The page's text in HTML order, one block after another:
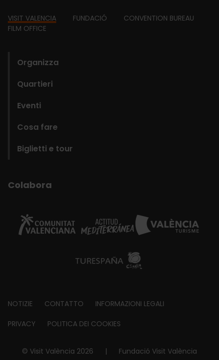
Footer
VISIT VALENCIA FUNDACIÓ
CONVENTION BUREAU
FILM OFFICE
Organizza
Quartieri
Eventi
Cosa fare
Biglietti e tour
Colabora
Footer
about
NOTIZIE CONTATTO INFORMAZIONI LEGALI
PRIVACY POLITICA DEI COOKIES
© Visit València 2026 | Fundació Visit València